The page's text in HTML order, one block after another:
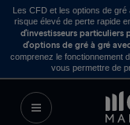
Les CFD et les options de
risque élevé de perte rapide
d’investisseurs particuliers
d’options de gré à gré
comprenez le fonctionnement
vous permettre de